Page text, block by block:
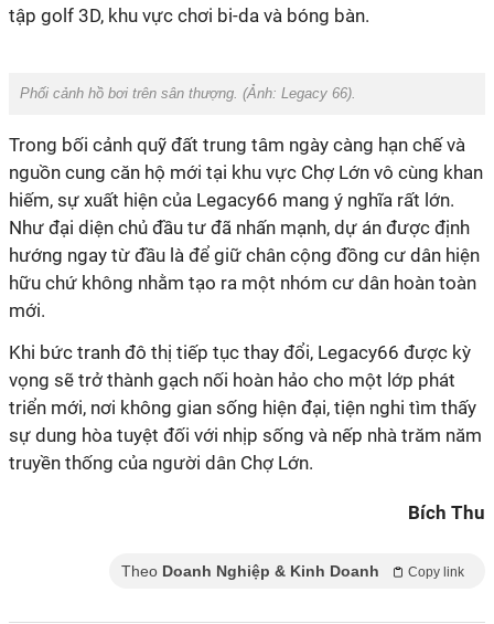
tập golf 3D, khu vực chơi bi-da và bóng bàn.
Phối cảnh hồ bơi trên sân thượng. (Ảnh: Legacy 66).
Trong bối cảnh quỹ đất trung tâm ngày càng hạn chế và
nguồn cung căn hộ mới tại khu vực Chợ Lớn vô cùng khan
hiếm, sự xuất hiện của Legacy66 mang ý nghĩa rất lớn.
Như đại diện chủ đầu tư đã nhấn mạnh, dự án được định
hướng ngay từ đầu là để giữ chân cộng đồng cư dân hiện
hữu chứ không nhằm tạo ra một nhóm cư dân hoàn toàn
mới.
Khi bức tranh đô thị tiếp tục thay đổi, Legacy66 được kỳ
vọng sẽ trở thành gạch nối hoàn hảo cho một lớp phát
triển mới, nơi không gian sống hiện đại, tiện nghi tìm thấy
sự dung hòa tuyệt đối với nhịp sống và nếp nhà trăm năm
truyền thống của người dân Chợ Lớn.
Bích Thu
Theo Doanh Nghiệp & Kinh Doanh Copy link